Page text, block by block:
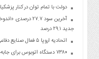
دولت با تمام توان در کنار
آخرین سود ۲۷.۷
جدید ۲۹.۱ درصد
اتحادیه اروپا ۵ فعال صنایع دفاعی روسیه را تحریم کرد
۷۳۸۰ دستگاه اتوبوس برای جابه‌جایی زائران اربعین به‌ کارگیری شد